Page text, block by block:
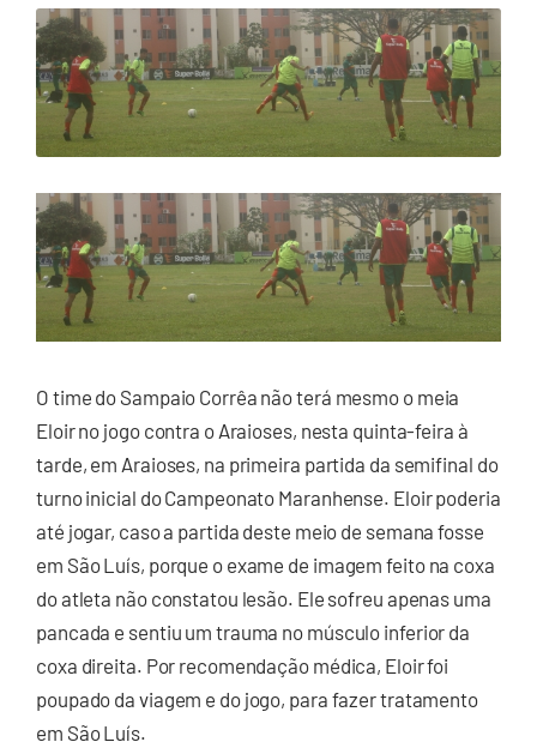
O time do Sampaio Corrêa não terá mesmo o meia
Eloir no jogo contra o Araioses, nesta quinta-feira à
tarde, em Araioses, na primeira partida da semifinal do
turno inicial do Campeonato Maranhense. Eloir poderia
até jogar, caso a partida deste meio de semana fosse
em São Luís, porque o exame de imagem feito na coxa
do atleta não constatou lesão. Ele sofreu apenas uma
pancada e sentiu um trauma no músculo inferior da
coxa direita. Por recomendação médica, Eloir foi
poupado da viagem e do jogo, para fazer tratamento
em São Luís.